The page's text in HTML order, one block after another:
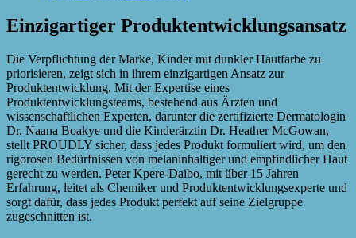
Einzigartiger Produktentwicklungsansatz
Die Verpflichtung der Marke, Kinder mit dunkler Hautfarbe zu
priorisieren, zeigt sich in ihrem einzigartigen Ansatz zur
Produktentwicklung. Mit der Expertise eines
Produktentwicklungsteams, bestehend aus Ärzten und
wissenschaftlichen Experten, darunter die zertifizierte Dermatologin
Dr. Naana Boakye und die Kinderärztin Dr. Heather McGowan,
stellt PROUDLY sicher, dass jedes Produkt formuliert wird, um den
rigorosen Bedürfnissen von melaninhaltiger und empfindlicher Haut
gerecht zu werden. Peter Kpere-Daibo, mit über 15 Jahren
Erfahrung, leitet als Chemiker und Produktentwicklungsexperte und
sorgt dafür, dass jedes Produkt perfekt auf seine Zielgruppe
zugeschnitten ist.